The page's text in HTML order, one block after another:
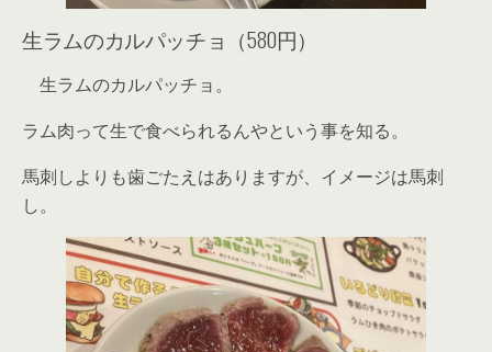
生ラムのカルパッチョ（580円）
生ラムのカルパッチョ。
ラム肉って生で食べられるんやという事を知る。
馬刺しよりも歯ごたえはありますが、イメージは馬刺
し。